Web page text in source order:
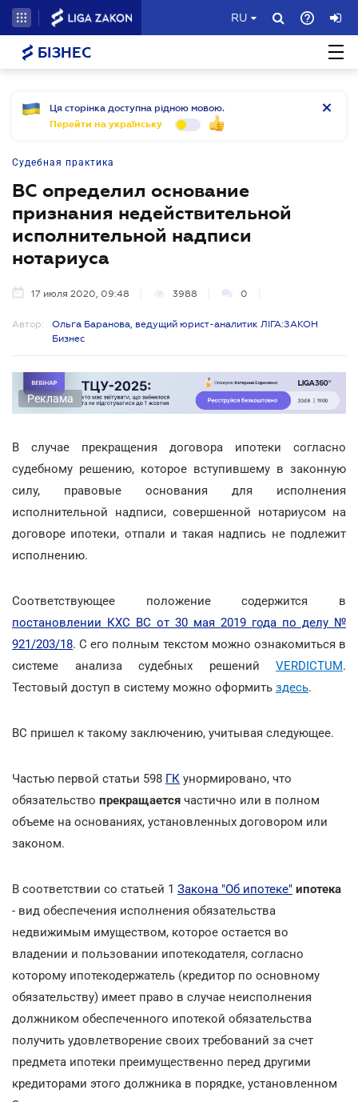
RU
БІЗНЕС
Ця сторінка доступна рідною мовою.
Перейти на українську
Судебная практика
ВС определил основание
признания недействительной
исполнительной надписи
нотариуса
17 июля 2020, 09:48 3988 0
Автор:
Ольга Баранова, ведущий юрист-аналитик ЛІГА:ЗАКОН
Бизнес
Реклама
В случае прекращения договора ипотеки согласно
судебному решению, которое вступившему в законную
силу, правовые основания для исполнения
исполнительной надписи, совершенной нотариусом на
договоре ипотеки, отпали и такая надпись не подлежит
исполнению.
Соответствующее положение содержится в
постановлении КХС ВС от 30 мая 2019 года по делу №
921/203/18. С его полным текстом можно ознакомиться в
системе анализа судебных решений VERDICTUM.
Тестовый доступ в систему можно оформить здесь.
ВС пришел к такому заключению, учитывая следующее.
Частью первой статьи 598 ГК унормировано, что
обязательство прекращается частично или в полном
объеме на основаниях, установленных договором или
законом.
В соответствии со статьей 1 Закона "Об ипотеке" ипотека
- вид обеспечения исполнения обязательства
недвижимым имуществом, которое остается во
владении и пользовании ипотекодателя, согласно
которому ипотекодержатель (кредитор по основному
обязательству) имеет право в случае неисполнения
должником обеспеченного ипотекой обязательства
получить удовлетворение своих требований за счет
предмета ипотеки преимущественно перед другими
кредиторами этого должника в порядке, установленном